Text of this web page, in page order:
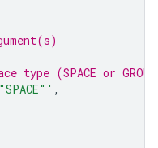
(SPACE or
,